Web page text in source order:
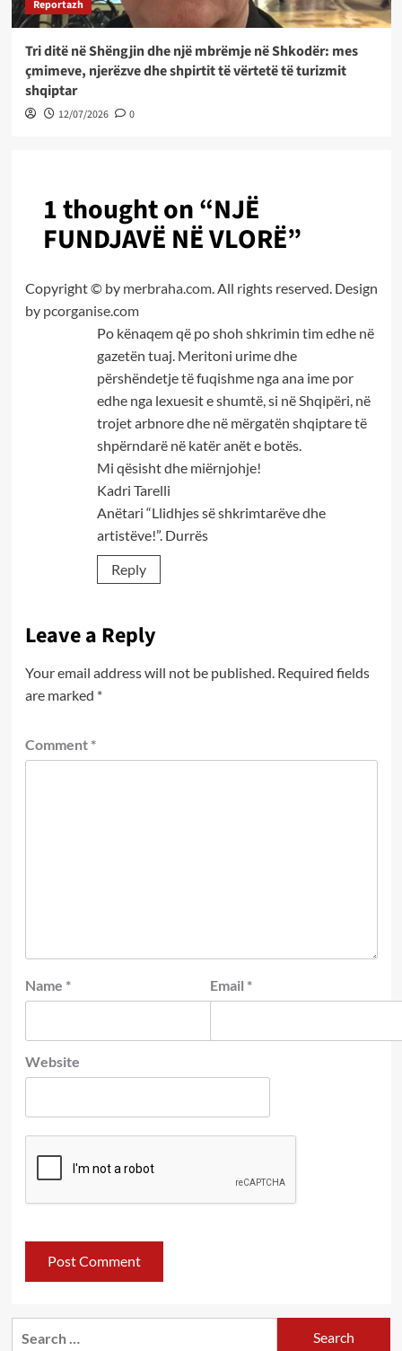
Reportazh
Tri ditë në Shëngjin dhe një mbrëmje në Shkodër: mes
çmimeve, njerëzve dhe shpirtit të vërtetë të turizmit
shqiptar
12/07/2026 0
1 thought on “NJË
FUNDJAVË NË VLORË”
Copyright © by merbraha.com. All rights reserved. Design
by pcorganise.com
Po kënaqem që po shoh shkrimin tim edhe në
gazetën tuaj. Meritoni urime dhe
përshëndetje të fuqishme nga ana ime por
edhe nga lexuesit e shumtë, si në Shqipëri, në
trojet arbnore dhe në mërgatën shqiptare të
shpërndarë në katër anët e botës.
Mi qësisht dhe miërnjohje!
Kadri Tarelli
Anëtari “Llidhjes së shkrimtarëve dhe
artistëve!”. Durrës
Reply
Leave a Reply
Your email address will not be published. Required fields
are marked *
Comment *
Name * Email *
Website